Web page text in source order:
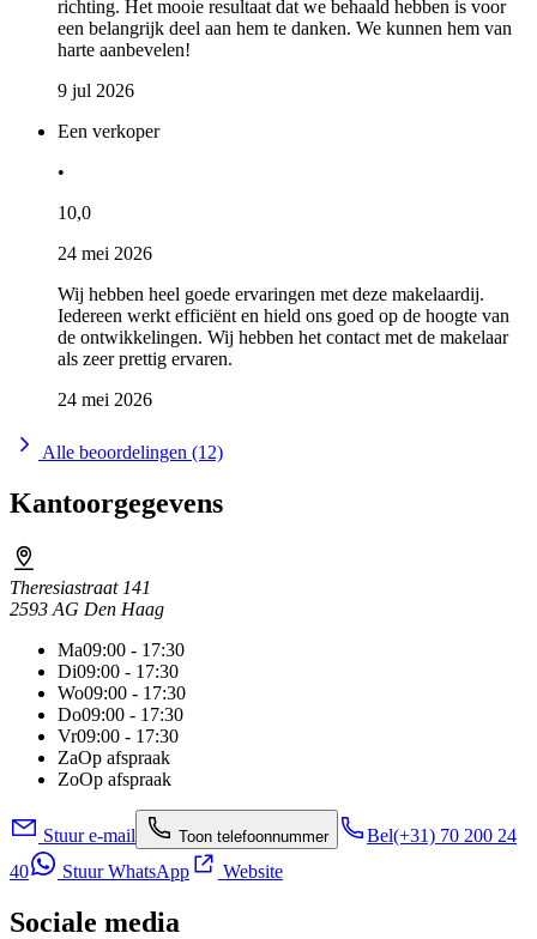
richting. Het mooie resultaat dat we behaald hebben is voor
een belangrijk deel aan hem te danken. We kunnen hem van
harte aanbevelen!
9 jul 2026
Een verkoper
•
10,0
24 mei 2026
Wij hebben heel goede ervaringen met deze makelaardij.
Iedereen werkt efficiënt en hield ons goed op de hoogte van
de ontwikkelingen. Wij hebben het contact met de makelaar
als zeer prettig ervaren.
24 mei 2026
Alle beoordelingen (12)
Kantoorgegevens
Theresiastraat 141
2593 AG Den Haag
Ma09:00 - 17:30
Di09:00 - 17:30
Wo09:00 - 17:30
Do09:00 - 17:30
Vr09:00 - 17:30
ZaOp afspraak
ZoOp afspraak
Stuur e-mail Toon telefoonnummer Bel(+31) 70 200 24
40
Stuur WhatsApp Website
Sociale media